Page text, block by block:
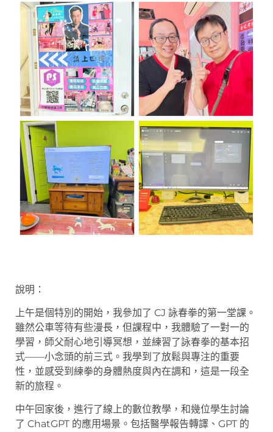
說明：
上午是個特別的開始，我參加了 CJ 詠春拳的第一堂課。
雖然公車等待有些漫長，但課程中，我體驗了一對一的
學習，師父耐心地引導冥想，並練習了詠春拳的基本招
式——小念頭的前三式。我學到了放鬆與專注的重要
性，並感受到練拳的身體熱度與內在調和，這是一段全
新的旅程。
中午回家後，進行了線上的數位教學，和幾位學生討論
了 ChatGPT 的應用場景。包括醫學報告轉譯、GPT 的